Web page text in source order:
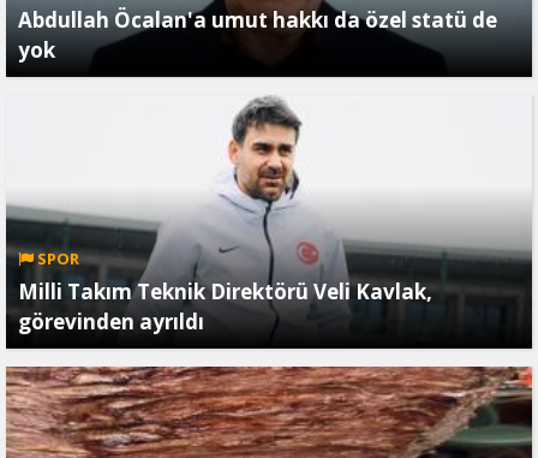
Abdullah Öcalan'a umut hakkı da özel statü de
yok
SPOR
Milli Takım Teknik Direktörü Veli Kavlak,
görevinden ayrıldı